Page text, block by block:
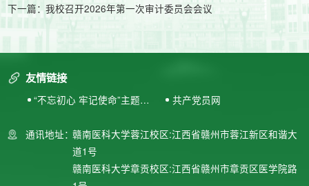
下一篇：我校召开2026年第一次审计委员会会议
友情链接
“不忘初心 牢记使命”主题教
共产党员网
通讯地址：赣南医科大学蓉江校区:江西省赣州市蓉江新区和谐大
道1号
赣南医科大学章贡校区:江西省赣州市章贡区医学院路